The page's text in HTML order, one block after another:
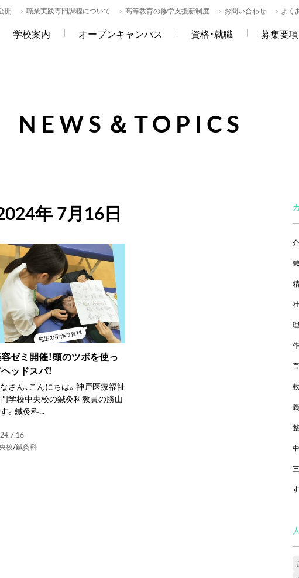
学校案内 オープンキャンパス 資格・就職 募集要項
開 職業実践専門課程について 高等教育の修学支援新制度 お問い合わせ よく
NEWS＆TOPICS
年 7月16日
ゼミ開催！頭のツボを使っ
ッドスパ！
さん、こんにちは。神戸医療福祉
学校中央校の鍼灸科教員の勝山
。鍼灸科...
校/鍼灸科